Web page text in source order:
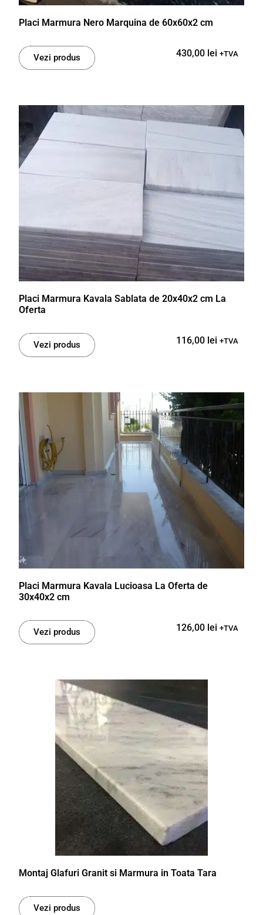
Placi Marmura Nero Marquina de 60x60x2 cm
Vezi produs 430,00 lei +TVA
Placi Marmura Kavala Sablata de 20x40x2 cm La
Oferta
Vezi produs 116,00 lei +TVA
Placi Marmura Kavala Lucioasa La Oferta de
30x40x2 cm
Vezi produs 126,00 lei +TVA
Montaj Glafuri Granit si Marmura in Toata Tara
Vezi produs